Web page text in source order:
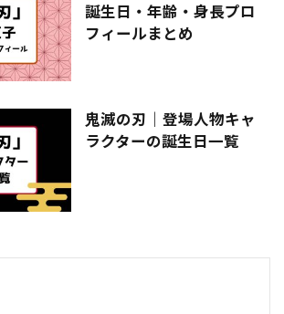
誕生日・年齢・身長プロ
フィールまとめ
鬼滅の刃｜登場人物キャ
ラクターの誕生日一覧